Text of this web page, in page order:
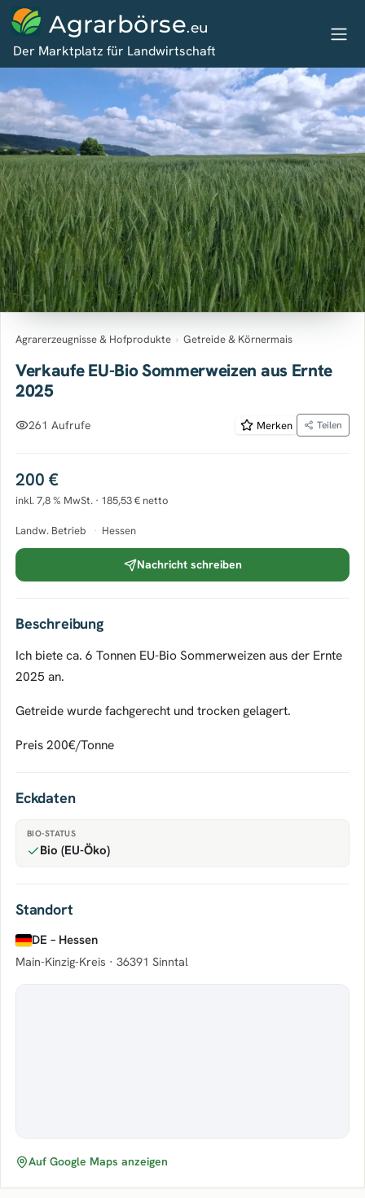
Agrarbörse.eu
Der Marktplatz für Landwirtschaft
Agrarerzeugnisse & Hofprodukte › Getreide & Körnermais
Verkaufe EU-Bio Sommerweizen aus Ernte
2025
261 Aufrufe Merken Teilen
200 €
inkl. 7,8 % MwSt. · 185,53 € netto
Landw. Betrieb · Hessen
Nachricht schreiben
Beschreibung
Ich biete ca. 6 Tonnen EU-Bio Sommerweizen aus der Ernte
2025 an.
Getreide wurde fachgerecht und trocken gelagert.
Preis 200€/Tonne
Eckdaten
BIO-STATUS
Bio (EU-Öko)
Standort
DE – Hessen
Main-Kinzig-Kreis · 36391 Sinntal
Auf Google Maps anzeigen